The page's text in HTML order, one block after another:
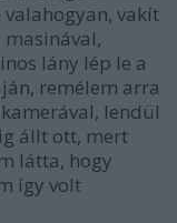
vakít
masinával,
lány lép le a
remélem arra
lendül
állt ott, mert
látta, hogy
így volt